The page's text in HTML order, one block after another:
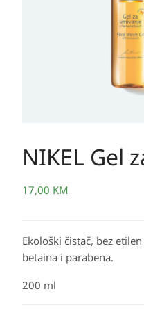
NIKEL Gel
17,00 KM
Ekološki čistač, bez
betaina i parabena.
200 ml